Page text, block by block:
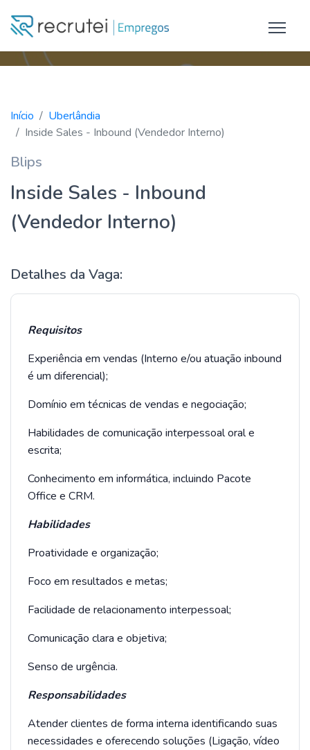
Início
Uberlândia
Inside Sales - Inbound (Vendedor Interno)
Blips
Inside Sales - Inbound
(Vendedor Interno)
Detalhes da Vaga:
Requisitos
Experiência em vendas (Interno e/ou atuação inbound
é um diferencial);
Domínio em técnicas de vendas e negociação;
Habilidades de comunicação interpessoal oral e
escrita;
Conhecimento em informática, incluindo Pacote
Office e CRM.
Habilidades
Proatividade e organização;
Foco em resultados e metas;
Facilidade de relacionamento interpessoal;
Comunicação clara e objetiva;
Senso de urgência.
Responsabilidades
Atender clientes de forma interna identificando suas
necessidades e oferecendo soluções (Ligação, vídeo